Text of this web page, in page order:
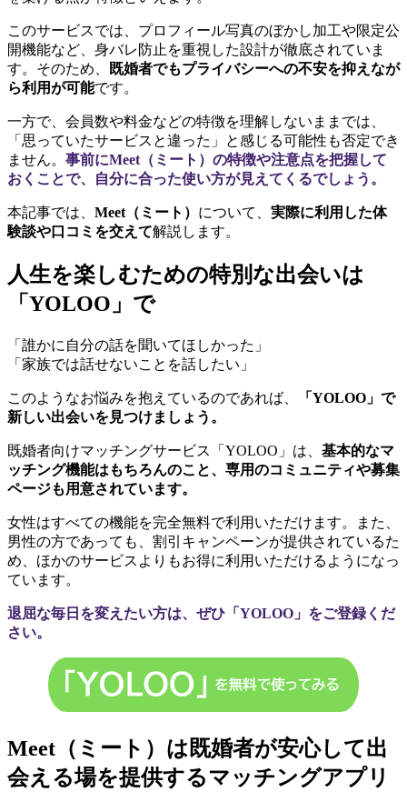
このサービスでは、プロフィール写真のぼかし加工や限定公
開機能など、身バレ防止を重視した設計が徹底されていま
す。そのため、
既婚者でもプライバシーへの不安を抑えなが
ら利用が可能です。
一方で、会員数や料金などの特徴を理解しないままでは、
「思っていたサービスと違った」と感じる可能性も否定でき
ません。 事前にMeet（ミート）の特徴や注意点を把握して
おくことで、自分に合った使い方が見えてくるでしょう。
本記事では、 Meet（ミート） について、 実際に利用した体
験談や口コミを交えて解説します。
人生を楽しむための特別な出会いは
「YOLOO」で
「誰かに自分の話を聞いてほしかった」
「家族では話せないことを話したい」
このようなお悩みを抱えているのであれば、
「YOLOO」で
新しい出会いを見つけましょう。
既婚者向けマッチングサービス「YOLOO」は、 基本的なマ
ッチング機能はもちろんのこと、専用のコミュニティや募集
ページも用意されています。
女性はすべての機能を完全無料で利用いただけます。また、
男性の方であっても、割引キャンペーンが提供されているた
め、ほかのサービスよりもお得に利用いただけるようになっ
ています。
退屈な毎日を変えたい方は、ぜひ「YOLOO」をご登録くだ
さい。
Meet（ミート）は既婚者が安心して出
会える場を提供するマッチングアプリ